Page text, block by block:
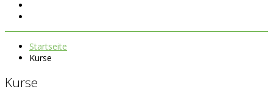
Startseite
Kurse
Kurse